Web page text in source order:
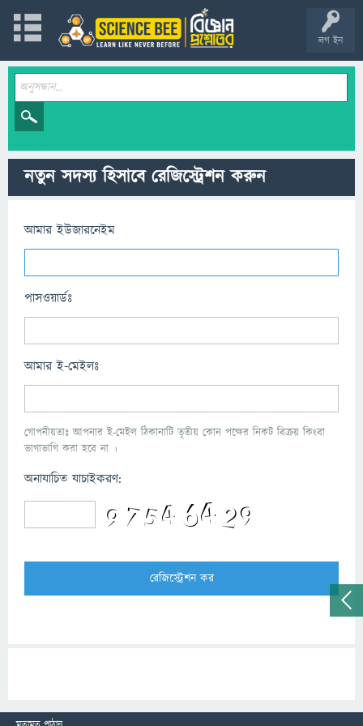
লগ ইন
নতুন সদস্য হিসাবে রেজিস্ট্রেশন করুন
আমার ইউজারনেইম
পাসওয়ার্ডঃ
আমার ই-মেইলঃ
গোপনীয়তাঃ আপনার ই-মেইল ঠিকানাটি তৃতীয় কোন পক্ষের নিকট বিক্রয় কিংবা
ভাগাভাগি করা হবে না ।
অনাযাচিত যাচাইকরণ: